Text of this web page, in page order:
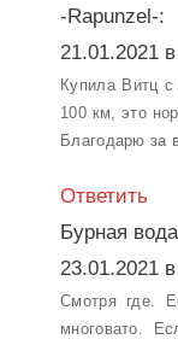
-Rapunzel-:
21.01.2021
Купила Витц
100 км, это
Благодарю за
Ответить
Бурная
23.01.2021
Смотря где.
многовато.